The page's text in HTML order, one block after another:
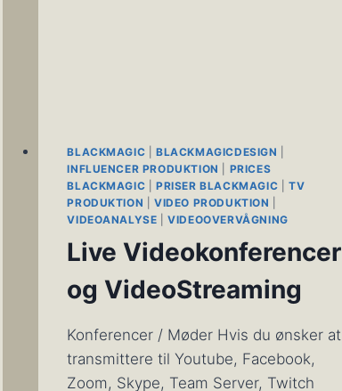
BLACKMAGIC |BLACKMAGICDESIGN
INFLUENCER PRODUKTION
PRICES
BLACKMAGIC |PRISER BLACKMAGIC
TV
PRODUKTION |VIDEO PRODUKTION
VIDEOANALYSE |VIDEOOVERVÅGNING
Live Videokonferencer
og VideoStreaming
Konferencer / Møder Hvis du ønsker at
transmittere til Youtube, Facebook,
Zoom, Skype, Team Server, Twitch